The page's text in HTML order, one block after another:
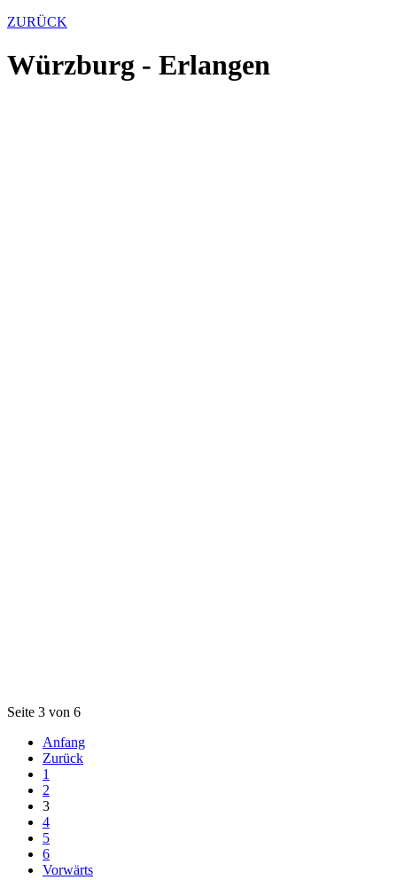
ZURÜCK
Würzburg - Erlangen
Seite 3 von 6
Anfang
Zurück
1
2
3
4
5
6
Vorwärts